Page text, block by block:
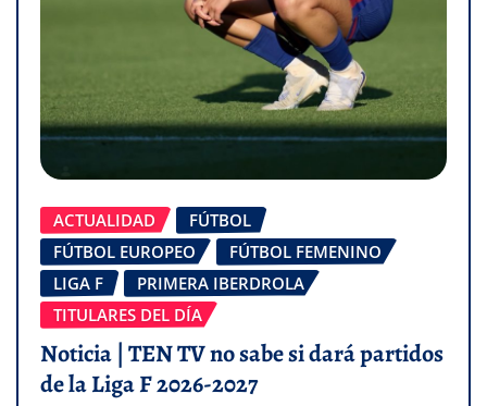
ACTUALIDAD
FÚTBOL
FÚTBOL EUROPEO
FÚTBOL FEMENINO
LIGA F
PRIMERA IBERDROLA
TITULARES DEL DÍA
Noticia | TEN TV no sabe si dará partidos
de la Liga F 2026-2027